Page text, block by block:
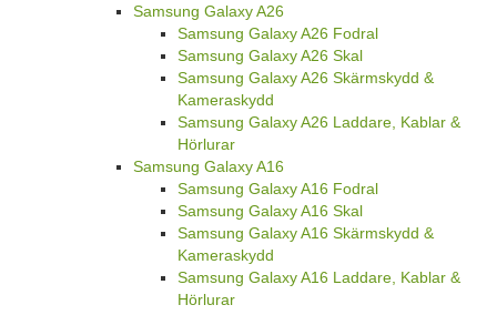
Samsung Galaxy A26
Samsung Galaxy A26 Fodral
Samsung Galaxy A26 Skal
Samsung Galaxy A26 Skärmskydd &
Kameraskydd
Samsung Galaxy A26 Laddare, Kablar &
Hörlurar
Samsung Galaxy A16
Samsung Galaxy A16 Fodral
Samsung Galaxy A16 Skal
Samsung Galaxy A16 Skärmskydd &
Kameraskydd
Samsung Galaxy A16 Laddare, Kablar &
Hörlurar